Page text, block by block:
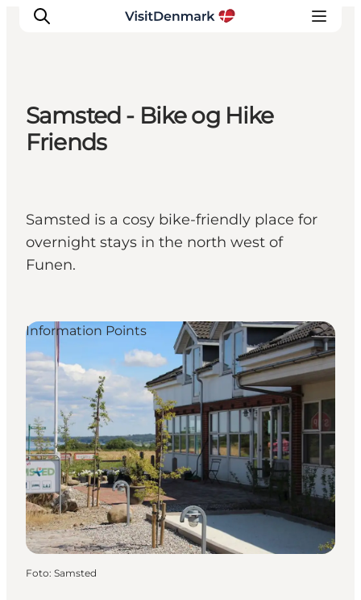
Inspiratie
Plan je reis
Samsted - Bike og Hike
Friends
Samsted is a cosy bike-friendly place for
overnight stays in the north west of
Funen.
Information Points
Foto: Samsted